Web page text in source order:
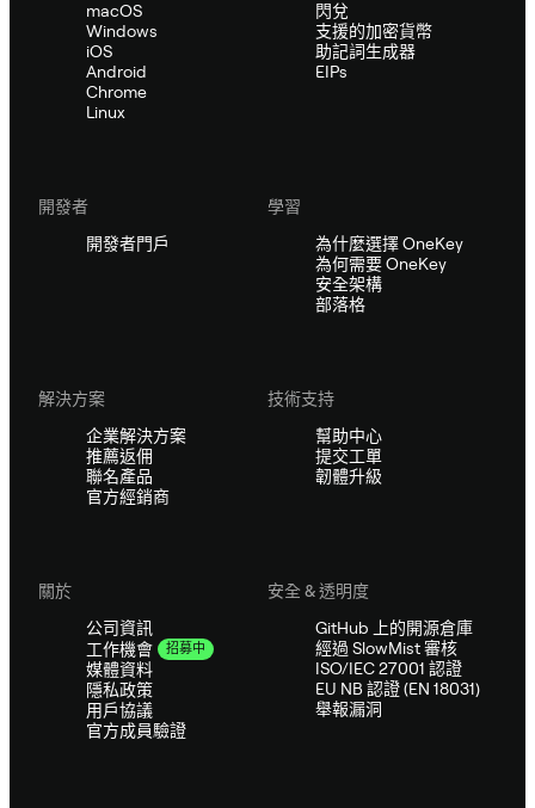
macOS
Windows
iOS
Android
Chrome
Linux
閃兌
支援的加密貨幣
助記詞生成器
EIPs
開發者
開發者門戶
學習
為什麼選擇 OneKey
為何需要 OneKey
安全架構
部落格
解決方案
企業解決方案
推薦返佣
聯名產品
官方經銷商
技術支持
幫助中心
提交工單
韌體升級
關於
公司資訊
工作機會
招募中
媒體資料
隱私政策
用戶協議
官方成員驗證
安全 & 透明度
GitHub 上的開源倉庫
經過 SlowMist 審核
ISO/IEC 27001 認證
EU NB 認證 (EN 18031)
舉報漏洞